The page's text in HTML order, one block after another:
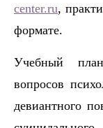
center.ru,
формате.
Учебный
вопросов п
девиантного